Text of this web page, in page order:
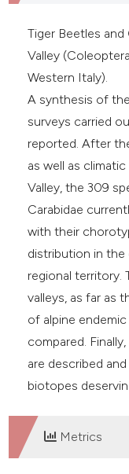
of the citation, a
describing
mentions, or
cited claim, and a label
in which section
was made.
Tiger Beetles
Valley
Western Italy).
A synthesis of
surveys carried
reported. After
as well as
Valley, the 309
Carabidae
with their
distribution in
regional territory.
valleys, as far as
of alpine
compared.
are described
biotopes
Metrics